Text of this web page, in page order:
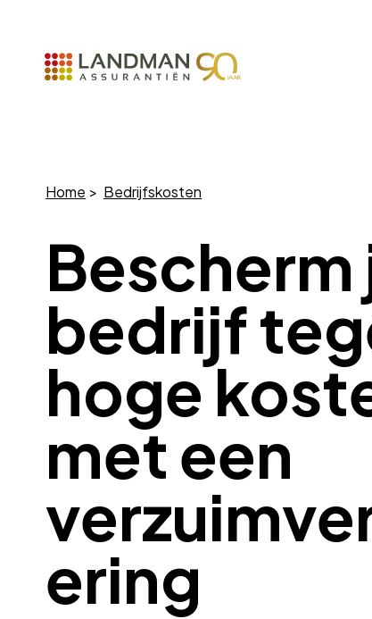
Home Bedrijfskosten
Bescherm
bedrijf
hoge
met een
ering